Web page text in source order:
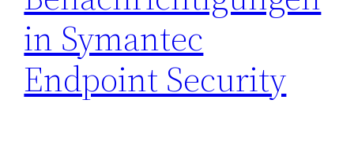
in Symantec
Endpoint Security